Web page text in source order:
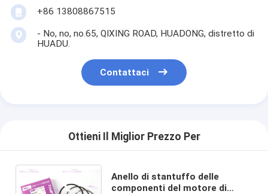
+86 13808867515
- No, no, no.65, QIXING ROAD, HUADONG, distretto di
HUADU.
Contattaci
Ottieni Il Miglior Prezzo Per
Anello di stantuffo delle
componenti del motore di